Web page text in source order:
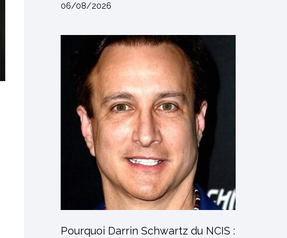
06/08/2026
Pourquoi Darrin Schwartz du NCIS :